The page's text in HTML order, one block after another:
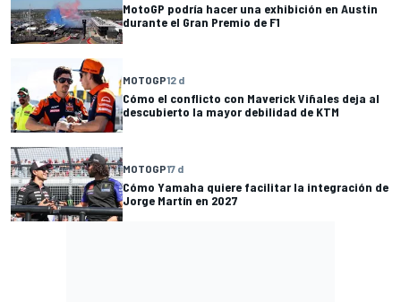
MotoGP podría hacer una exhibición en Austin
durante el Gran Premio de F1
MOTOGP12 d
Cómo el conflicto con Maverick Viñales deja al
descubierto la mayor debilidad de KTM
MOTOGP17 d
Cómo Yamaha quiere facilitar la integración de
Jorge Martín en 2027